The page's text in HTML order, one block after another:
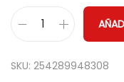
d
SKU: 254289948308